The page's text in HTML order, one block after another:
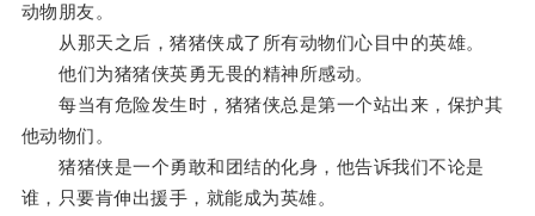
动物朋友。
从那天之后，猪猪侠成了所有动物们心目中的英雄。
他们为猪猪侠英勇无畏的精神所感动。
每当有危险发生时，猪猪侠总是第一个站出来，保护其
他动物们。
猪猪侠是一个勇敢和团结的化身，他告诉我们不论是
谁，只要肯伸出援手，就能成为英雄。